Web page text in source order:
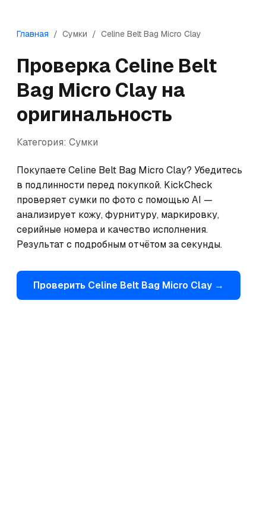
Главная / Сумки / Celine Belt Bag Micro Clay
Проверка Celine Belt
Bag Micro Clay на
оригинальность
Категория: Сумки
Покупаете Celine Belt Bag Micro Clay? Убедитесь
в подлинности перед покупкой. KickCheck
проверяет сумки по фото с помощью AI —
анализирует кожу, фурнитуру, маркировку,
серийные номера и качество исполнения.
Результат с подробным отчётом за секунды.
Проверить Celine Belt Bag Micro Clay →